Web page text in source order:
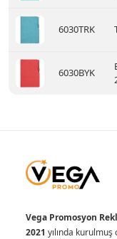
6030TRK
6030BYK
Vega Promosyon
2021 yılında